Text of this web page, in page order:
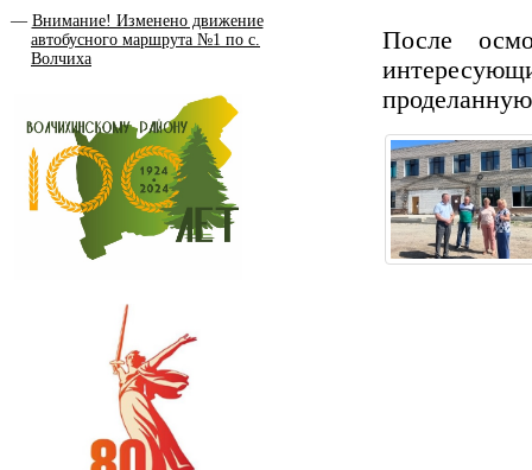
Внимание! Изменено движение
автобусного маршрута №1 по с.
Волчиха
После